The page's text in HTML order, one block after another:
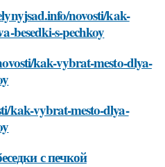
novosti/kak-
besedki-s-pechkoy
kak-vybrat-mesto-dlya-
kak-vybrat-mesto-dlya-
с печкой